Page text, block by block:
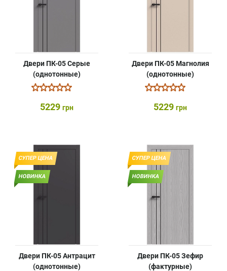
Двери ПК-05 Серые
(однотонные)
5229 грн
Двери ПК-05 Магнолия
(однотонные)
5229 грн
СУПЕР ЦЕНА
НОВИНКА
Двери ПК-05 Антрацит
(однотонные)
СУПЕР ЦЕНА
НОВИНКА
Двери ПК-05 Зефир
(фактурные)